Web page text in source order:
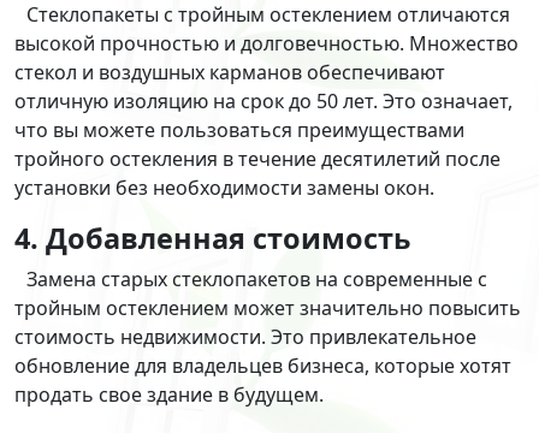
Стеклопакеты с тройным остеклением отличаются
высокой прочностью и долговечностью. Множество
стекол и воздушных карманов обеспечивают
отличную изоляцию на срок до 50 лет. Это означает,
что вы можете пользоваться преимуществами
тройного остекления в течение десятилетий после
установки без необходимости замены окон.
4. Добавленная стоимость
Замена старых стеклопакетов на современные с
тройным остеклением может значительно повысить
стоимость недвижимости. Это привлекательное
обновление для владельцев бизнеса, которые хотят
продать свое здание в будущем.